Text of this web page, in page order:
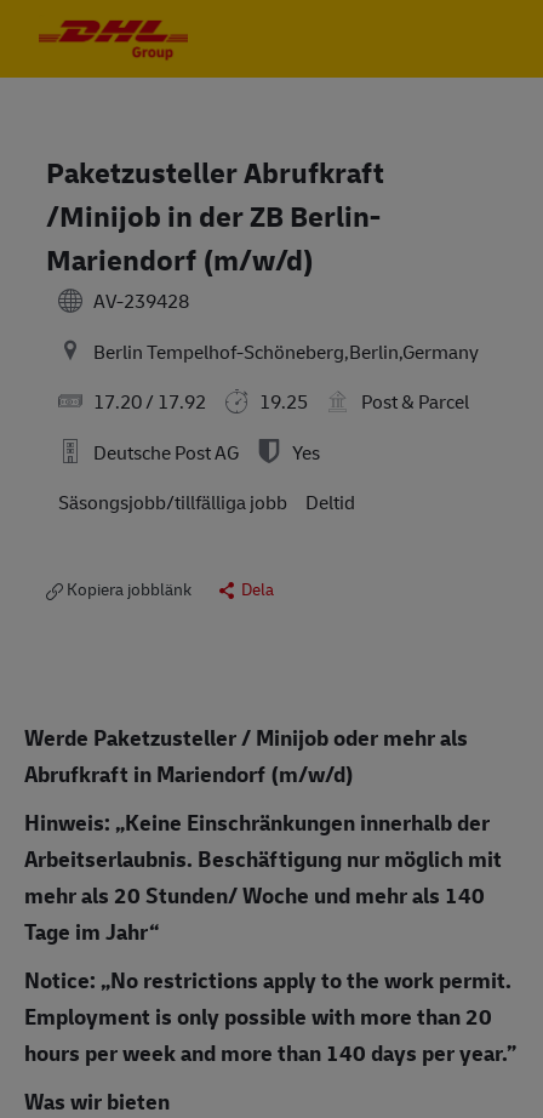
Paketzusteller Abrufkraft
/Minijob in der ZB Berlin-
Mariendorf (m/w/d)
AV-239428
Berlin Tempelhof-Schöneberg,Berlin,Germany
17.20 / 17.92
19.25
Post & Parcel
Deutsche Post AG
Yes
Säsongsjobb/tillfälliga jobb
Deltid
Kopiera jobblänk Dela
Werde Paketzusteller / Minijob oder mehr als
Abrufkraft in Mariendorf (m/w/d)
Hinweis: „Keine Einschränkungen innerhalb der
Arbeitserlaubnis. Beschäftigung nur möglich mit
mehr als 20 Stunden/ Woche und mehr als 140
Tage im Jahr“
Notice: „No restrictions apply to the work permit.
Employment is only possible with more than 20
hours per week and more than 140 days per year.”
Was wir bieten